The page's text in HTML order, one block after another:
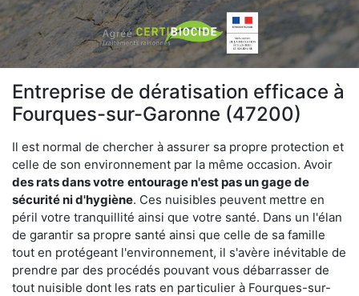
Entreprise de dératisation efficace à
Fourques-sur-Garonne (47200)
Il est normal de chercher à assurer sa propre protection et
celle de son environnement par la même occasion. Avoir
des rats dans votre entourage n'est pas un gage de
sécurité ni d'hygiène. Ces nuisibles peuvent mettre en
péril votre tranquillité ainsi que votre santé. Dans un l'élan
de garantir sa propre santé ainsi que celle de sa famille
tout en protégeant l'environnement, il s'avère inévitable de
prendre par des procédés pouvant vous débarrasser de
tout nuisible dont les rats en particulier à Fourques-sur-